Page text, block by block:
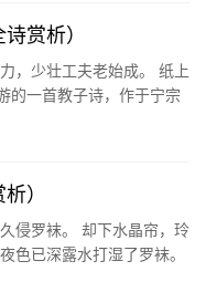
赏析）
，少壮工夫老始成。 纸上
的一首教子诗，作于宁宗
）
侵罗袜。 却下水晶帘，玲
色已深露水打湿了罗袜。